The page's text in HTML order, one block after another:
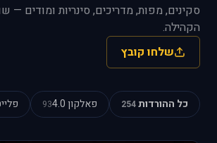
סקינים, מפות, מדריכים, סינריות ומודים —
הקהילה.
שלחו קובץ
כל ההורדות254 פאלקון 4.0 93